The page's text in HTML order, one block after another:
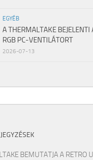
EGYÉB
A THERMALTAKE
RGB PC-VENTILÁTORT
2026-07-13
BEMUTATJA A RETRO